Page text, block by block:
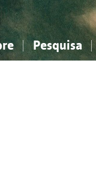
Pesquisa
sociais...
sociais...